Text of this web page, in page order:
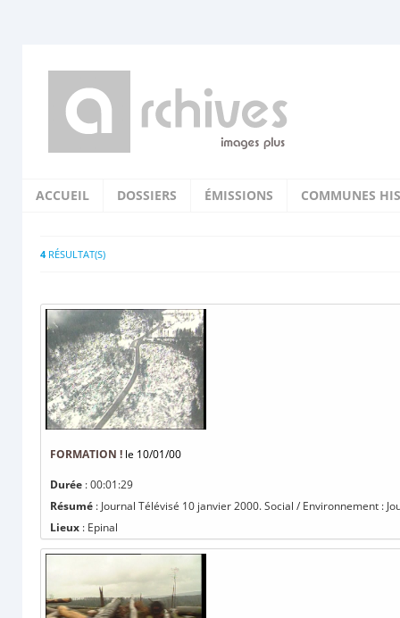
ACCUEIL DOSSIERS ÉMISSIONS COMMUNES
4RÉSULTAT(S)
FORMATION ! le 10/01/00
Durée : 00:01:29
Résumé : Journal Télévisé 10 janvier 2000. Social / Environnement :
Lieux : Epinal